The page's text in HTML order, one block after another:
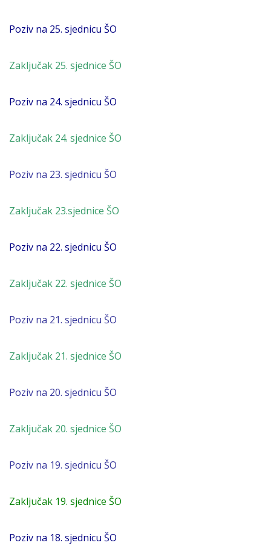
Poziv na 25. sjednicu ŠO
Zaključak 25. sjednice ŠO
Poziv na 24. sjednicu ŠO
Zaključak 24. sjednice ŠO
Poziv na 23. sjednicu ŠO
Zaključak 23.sjednice ŠO
Poziv na 22. sjednicu ŠO
Zaključak 22. sjednice ŠO
Poziv na 21. sjednicu ŠO
Zaključak 21. sjednice ŠO
Poziv na 20. sjednicu ŠO
Zaključak 20. sjednice ŠO
Poziv na 19. sjednicu ŠO
Zaključak 19. sjednice ŠO
Poziv na 18. sjednicu ŠO